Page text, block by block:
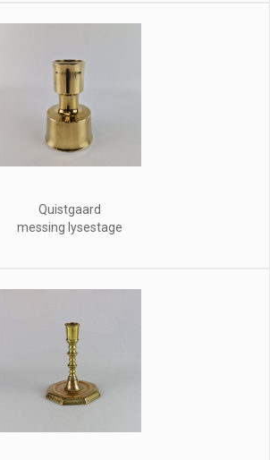
Quistgaard
messing lysestage